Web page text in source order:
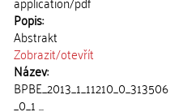
Popis:
Abstrakt
Zobrazit/otevřít
Název:
BPBE_2013_1_11210_0_313506
_0_1 ...